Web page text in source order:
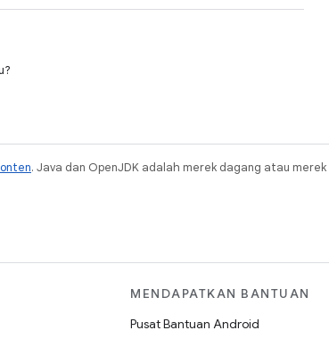
. Java dan OpenJDK adalah merek dagang atau merek
MENDAPATKAN BANTUAN
Pusat Bantuan Android